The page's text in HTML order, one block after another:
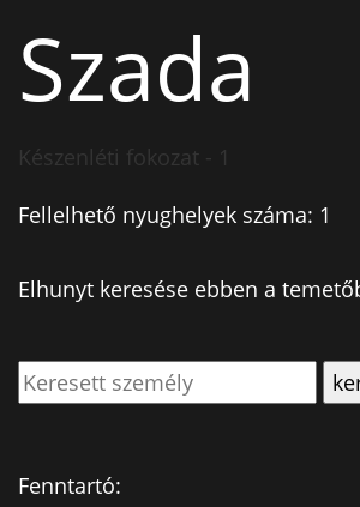
Szada
Készenléti fokozat - 1
Fellelhető nyughelyek száma: 1
Elhunyt keresése ebben a
Fenntartó: